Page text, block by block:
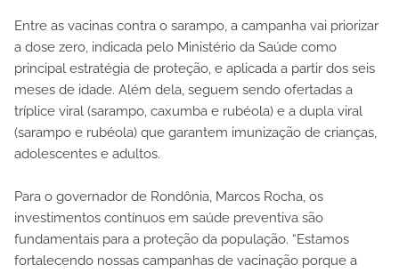
Entre as vacinas contra o sarampo, a campanha vai priorizar
a dose zero, indicada pelo Ministério da Saúde como
principal estratégia de proteção, e aplicada a partir dos seis
meses de idade. Além dela, seguem sendo ofertadas a
tríplice viral (sarampo, caxumba e rubéola) e a dupla viral
(sarampo e rubéola) que garantem imunização de crianças,
adolescentes e adultos.
Para o governador de Rondônia, Marcos Rocha, os
investimentos contínuos em saúde preventiva são
fundamentais para a proteção da população. “Estamos
fortalecendo nossas campanhas de vacinação porque a